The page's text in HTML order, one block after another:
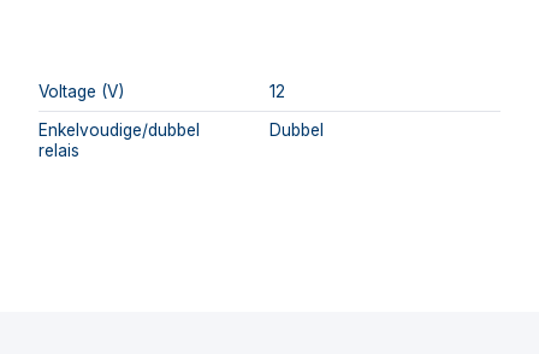
Voltage (V)
12
Enkelvoudige/dubbel
relais
Dubbel